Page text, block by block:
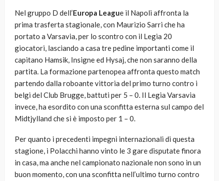
Nel gruppo D dell’Europa League il Napoli affronta la
prima trasferta stagionale, con Maurizio Sarri che ha
portato a Varsavia, per lo scontro con il Legia 20
giocatori, lasciando a casa tre pedine importanti come il
capitano Hamsik, Insigne ed Hysaj, che non saranno della
partita. La formazione partenopea affronta questo match
partendo dalla roboante vittoria del primo turno contro i
belgi del Club Brugge, battuti per 5 – 0. Il Legia Varsavia
invece, ha esordito con una sconfitta esterna sul campo del
Midtjylland che si è imposto per 1 – 0.
Per quanto i precedenti impegni internazionali di questa
stagione, i Polacchi hanno vinto le 3 gare disputate finora
in casa, ma anche nel campionato nazionale non sono in un
buon momento, con una sconfitta nell’ultimo turno contro